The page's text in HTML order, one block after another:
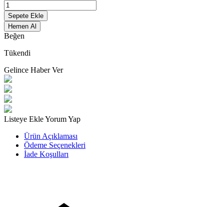
Sepete Ekle
Hemen Al
Beğen
Tükendi
Gelince Haber Ver
Listeye EkleYorum Yap
Ürün Açıklaması
Ödeme Seçenekleri
İade Koşulları